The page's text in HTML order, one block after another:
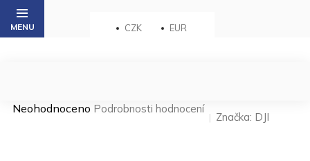
Přejít
obsah
CZK EUR
Průměrné
Neohodnoceno Podrobnosti hodnocení
Značka: DJI